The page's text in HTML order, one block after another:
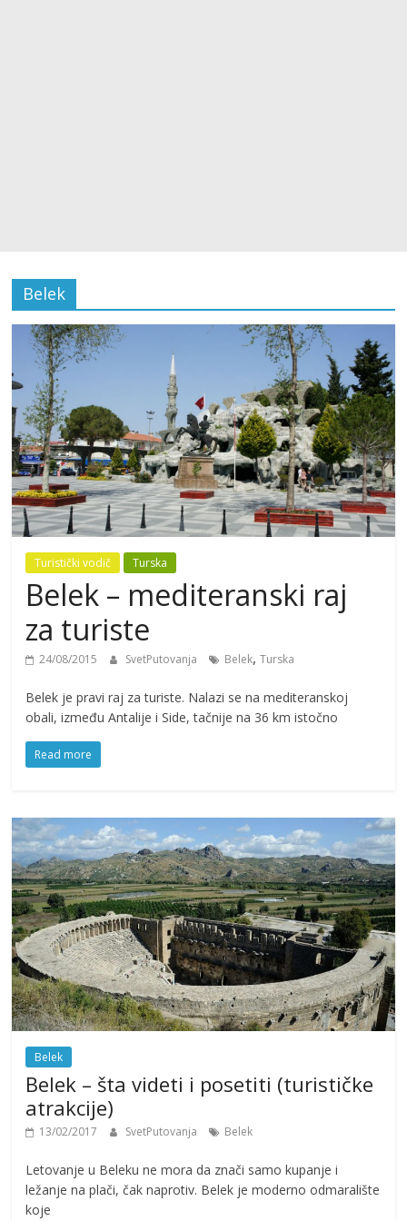
Belek
Turistički vodič Turska
Belek – mediteranski raj
za turiste
24/08/2015 SvetPutovanja Belek,Turska
Belek je pravi raj za turiste. Nalazi se na mediteranskoj
obali, između Antalije i Side, tačnije na 36 km istočno
Read more
Belek
Belek – šta videti i posetiti (turističke
atrakcije)
13/02/2017 SvetPutovanja Belek
Letovanje u Beleku ne mora da znači samo kupanje i
ležanje na plači, čak naprotiv. Belek je moderno odmaralište
koje